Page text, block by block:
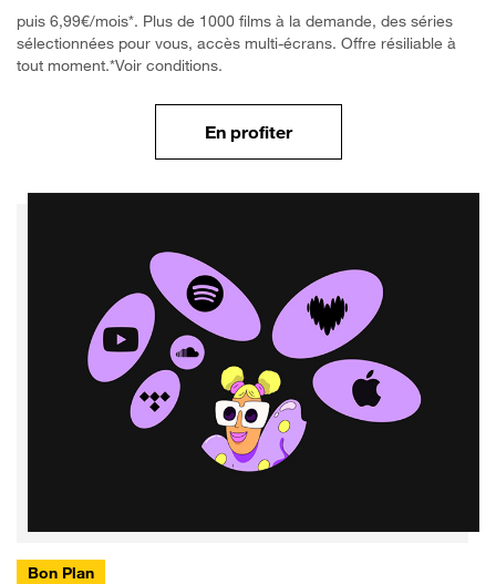
puis 6,99€/mois*. Plus de 1000 films à la demande, des séries
sélectionnées pour vous, accès multi-écrans. Offre résiliable à
tout moment.*Voir conditions.
En profiter
Bon Plan